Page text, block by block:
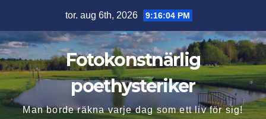
innehåll
tor. aug 6th, 2026 9:16:05 PM
Fotokonstnärlig
poethysteriker
Man borde räkna varje dag som ett liv för sig!